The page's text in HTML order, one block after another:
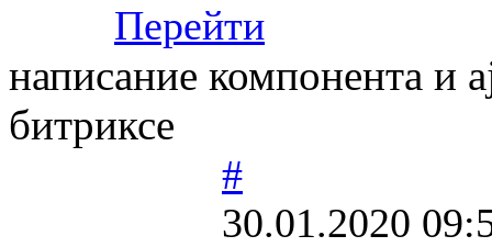
Перейти
написание компонента и
битриксе
#
30.01.2020